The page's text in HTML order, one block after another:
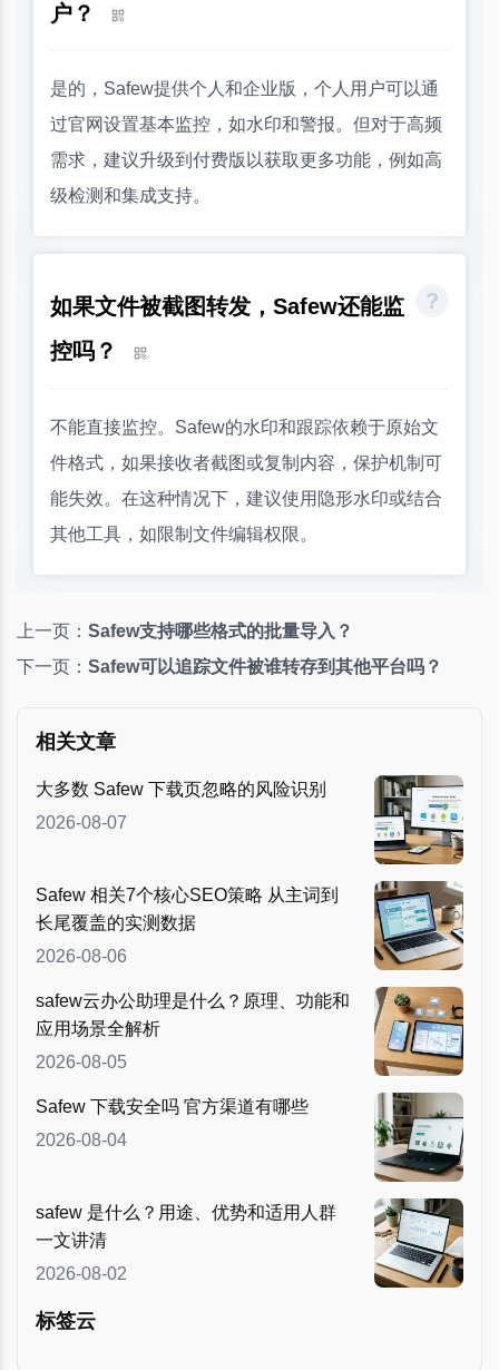
户？
是的，Safew提供个人和企业版，个人用户可以通
过官网设置基本监控，如水印和警报。但对于高频
需求，建议升级到付费版以获取更多功能，例如高
级检测和集成支持。
如果文件被截图转发，Safew还能监
控吗？
不能直接监控。Safew的水印和跟踪依赖于原始文
件格式，如果接收者截图或复制内容，保护机制可
能失效。在这种情况下，建议使用隐形水印或结合
其他工具，如限制文件编辑权限。
上一页： Safew支持哪些格式的批量导入？
下一页： Safew可以追踪文件被谁转存到其他平台吗？
相关文章
大多数 Safew 下载页忽略的风险识别
2026-08-07
Safew 相关7个核心SEO策略 从主词到
长尾覆盖的实测数据
2026-08-06
safew云办公助理是什么？原理、功能和
应用场景全解析
2026-08-05
Safew 下载安全吗 官方渠道有哪些
2026-08-04
safew 是什么？用途、优势和适用人群
一文讲清
2026-08-02
标签云